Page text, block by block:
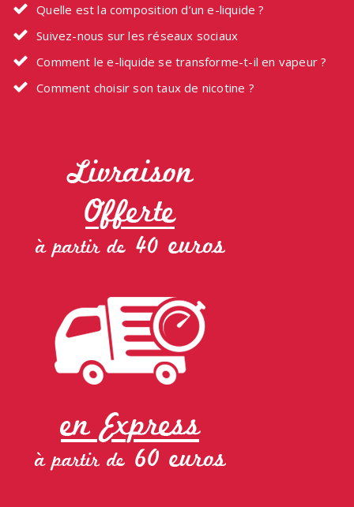
Quelle est la composition d’un e-liquide ?
Suivez-nous sur les réseaux sociaux
Comment le e-liquide se transforme-t-il en vapeur ?
Comment choisir son taux de nicotine ?